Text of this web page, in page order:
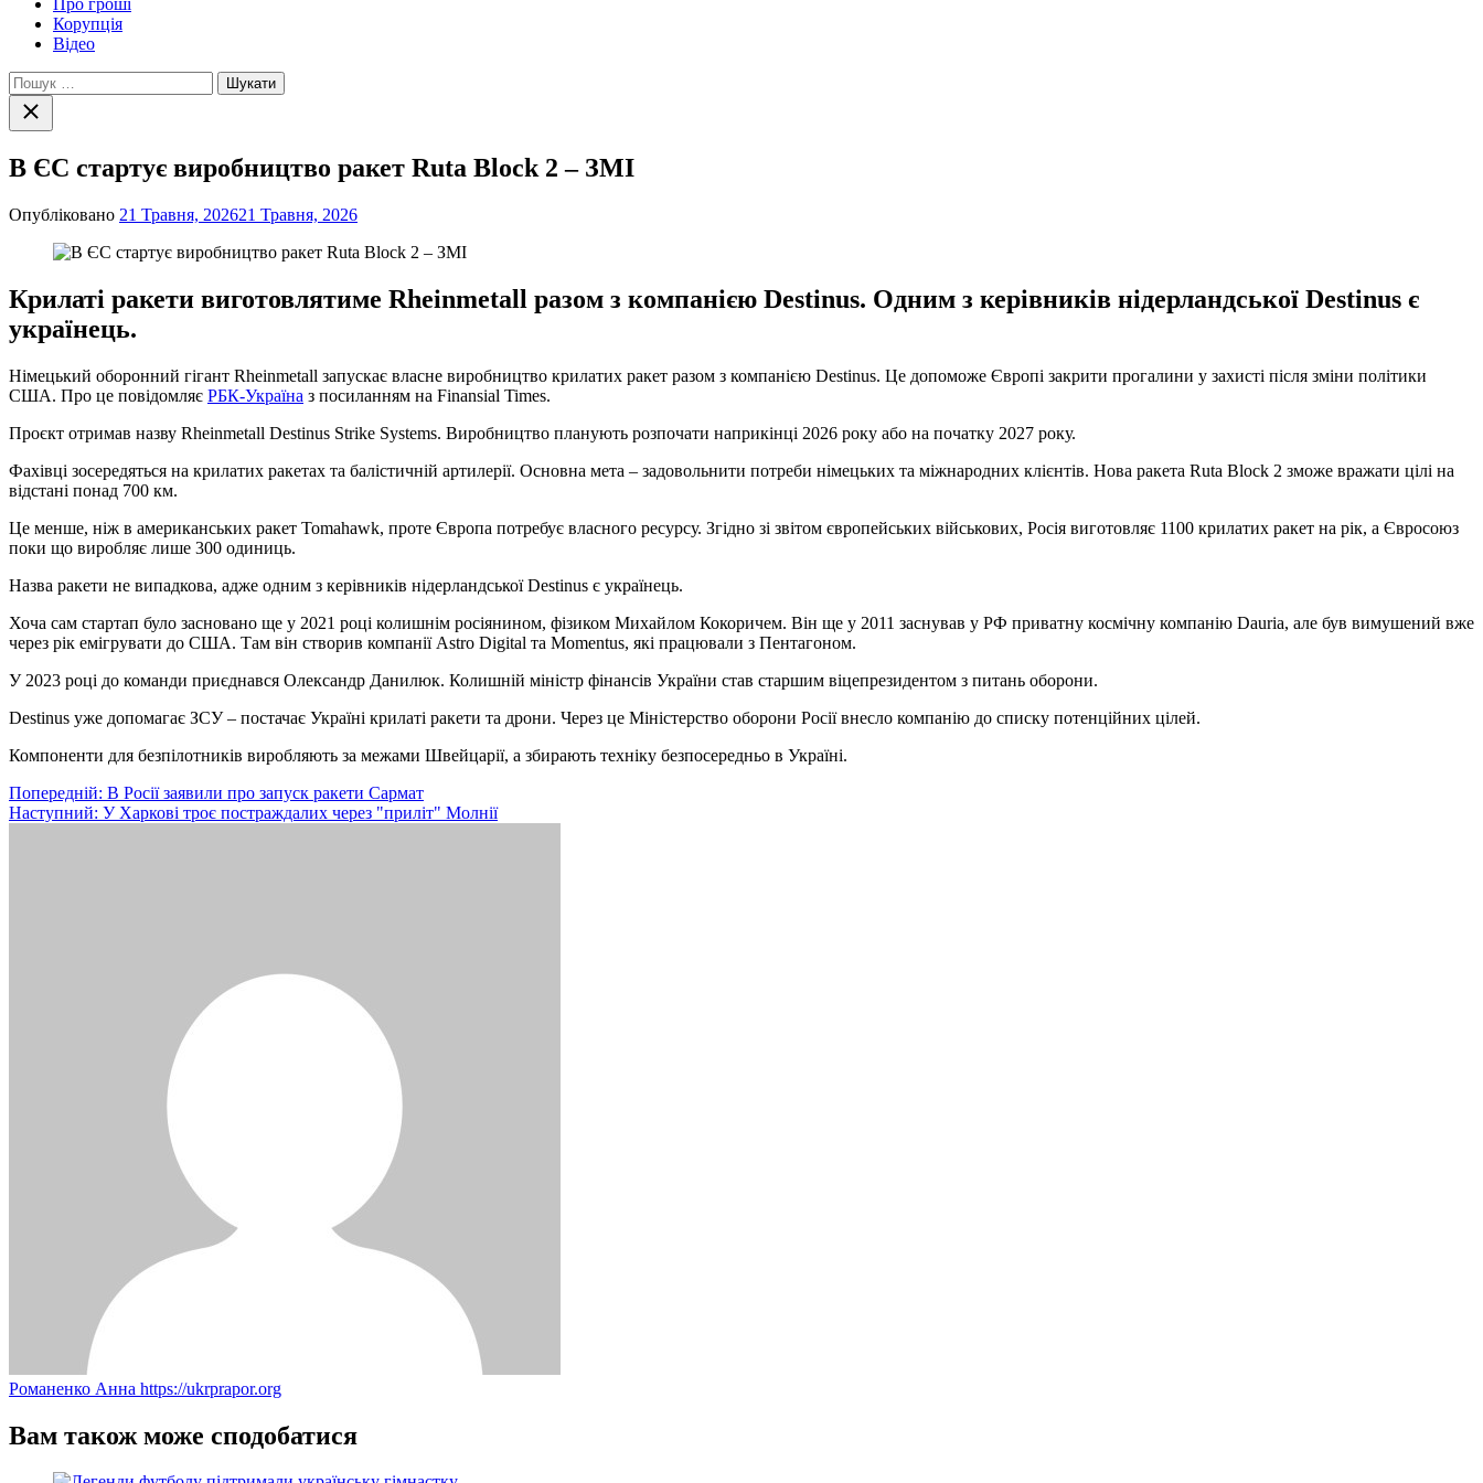
Про гроші
Корупція
Відео
Пошук:
Закрити
пошук
В ЄС стартує виробництво ракет Ruta Block 2 – ЗМІ
Опубліковано 21 Травня, 202621 Травня, 2026
Крилаті ракети виготовлятиме Rheinmetall разом з компанією Destinus. Одним з керівників нідерландської Destinus є
українець.
Німецький оборонний гігант Rheinmetall запускає власне виробництво крилатих ракет разом з компанією Destinus. Це допоможе Європі закрити прогалини у захисті після зміни політики
США. Про це повідомляє РБК-Україна з посиланням на Finansial Times.
Проєкт отримав назву Rheinmetall Destinus Strike Systems. Виробництво планують розпочати наприкінці 2026 року або на початку 2027 року.
Фахівці зосередяться на крилатих ракетах та балістичній артилерії. Основна мета – задовольнити потреби німецьких та міжнародних клієнтів. Нова ракета Ruta Block 2 зможе вражати цілі на
відстані понад 700 км.
Це менше, ніж в американських ракет Tomahawk, проте Європа потребує власного ресурсу. Згідно зі звітом європейських військових, Росія виготовляє 1100 крилатих ракет на рік, а Євросоюз
поки що виробляє лише 300 одиниць.
Назва ракети не випадкова, адже одним з керівників нідерландської Destinus є українець.
Хоча сам стартап було засновано ще у 2021 році колишнім росіянином, фізиком Михайлом Кокоричем. Він ще у 2011 заснував у РФ приватну космічну компанію Dauria, але був вимушений вже
через рік емігрувати до США. Там він створив компанії Astro Digital та Momentus, які працювали з Пентагоном.
У 2023 році до команди приєднався Олександр Данилюк. Колишній міністр фінансів України став старшим віцепрезидентом з питань оборони.
Destinus уже допомагає ЗСУ – постачає Україні крилаті ракети та дрони. Через це Міністерство оборони Росії внесло компанію до списку потенційних цілей.
Компоненти для безпілотників виробляють за межами Швейцарії, а збирають техніку безпосередньо в Україні.
Навігація
записів
Попередній: В Росії заявили про запуск ракети Сармат
Наступний: У Харкові троє постраждалих через "приліт" Молнії
Романенко Анна https://ukrprapor.org
Вам також може сподобатися